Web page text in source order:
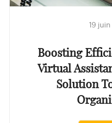
19
Boosting
Virtual
Solution